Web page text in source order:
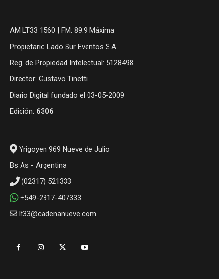
AM LT33 1560 | FM: 89.9 Máxima
Propietario Lado Sur Eventos S.A
Reg. de Propiedad Intelectual: 5128498
Director: Gustavo Tinetti
Diario Digital fundado el 03-05-2009
Edición: 6306
Yrigoyen 969 Nueve de Julio
Bs As - Argentina
(02317) 521333
+549-2317-407333
lt33@cadenanueve.com